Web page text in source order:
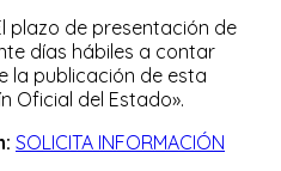
plazo de presentación de
días hábiles a contar
la publicación de esta
Oficial del Estado».
SOLICITA INFORMACIÓN